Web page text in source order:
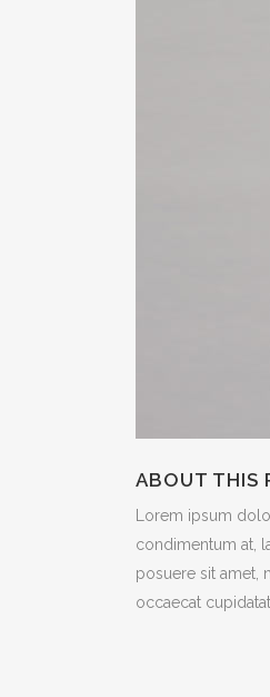
ABOUT THIS
Lorem ipsum
condimentum at,
posuere sit amet,
occaecat